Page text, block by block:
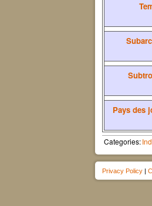
Pays des
Categories:
Privacy Policy |